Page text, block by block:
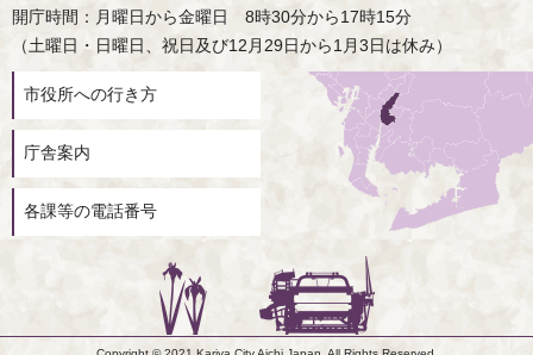
開庁時間：月曜日から金曜日 8時30分から17時15分
（土曜日・日曜日、祝日及び12月29日から1月3日は休み）
市役所への行き方
庁舎案内
各課等の電話番号